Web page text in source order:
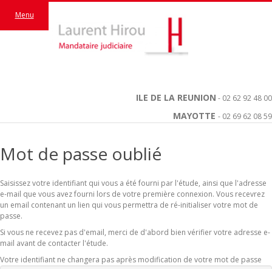
ILE DE LA REUNION - 02 62 92 48 00
MAYOTTE - 02 69 62 08 59
Menu
Mot de passe oublié
Saisissez votre identifiant qui vous a été fourni par l'étude, ainsi que l'adresse
e-mail que vous avez fourni lors de votre première connexion. Vous recevrez
un email contenant un lien qui vous permettra de ré-initialiser votre mot de
passe.
Si vous ne recevez pas d'email, merci de d'abord bien vérifier votre adresse e-
mail avant de contacter l'étude.
Votre identifiant ne changera pas après modification de votre mot de passe